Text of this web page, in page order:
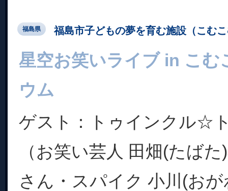
福島県 福島市子どもの夢を育む施設（こむ
星空お笑いライブ in こむ
ウム
ゲスト：トゥインクル☆
（お笑い芸人 田畑(たば
さん・スパイク 小川(お